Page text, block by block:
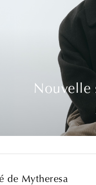
Nouvelle
de Mytheresa